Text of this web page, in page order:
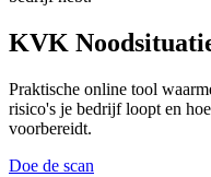
KVK
Praktische online tool
risico's je bedrijf loopt en
voorbereidt.
Doe de scan